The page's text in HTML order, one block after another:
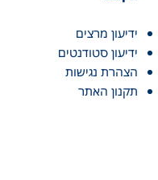
ידיעון מרצים
ידיעון סטודנטים
הצהרת נגישות
תקנון האתר